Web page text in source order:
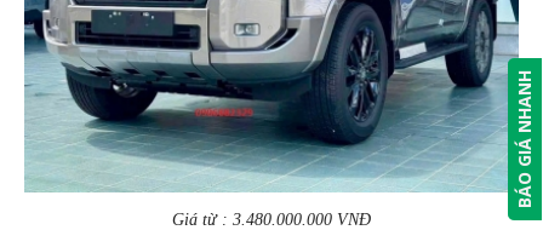
Giá từ : 3.480.000.000 VNĐ
BÁO GIÁ NHANH